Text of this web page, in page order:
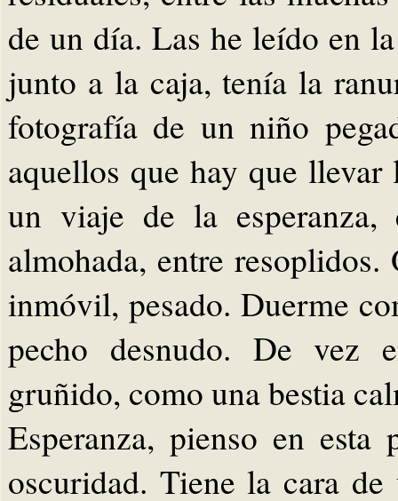
de un día. Las he leído en
junto a la caja, tenía la
fotografía de un niño
aquellos que hay que llevar
un viaje de la
almohada, entre
inmóvil, pesado. Duerme
pecho desnudo. De vez
gruñido, como una bestia
Esperanza, pienso en
oscuridad. Tiene la cara